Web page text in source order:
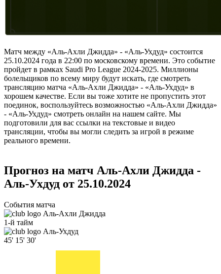
Матч между «Аль-Ахли Джидда» - «Аль-Ухдуд» состоится
25.10.2024 года в 22:00 по московскому времени. Это событие
пройдет в рамках Saudi Pro League 2024-2025. Миллионы
болельщиков по всему миру будут искать, где смотреть
трансляцию матча «Аль-Ахли Джидда» - «Аль-Ухдуд» в
хорошем качестве. Если вы тоже хотите не пропустить этот
поединок, воспользуйтесь возможностью «Аль-Ахли Джидда»
- «Аль-Ухдуд» смотреть онлайн на нашем сайте. Мы
подготовили для вас ссылки на текстовые и видео
трансляции, чтобы вы могли следить за игрой в режиме
реального времени.
Прогноз на матч Аль-Ахли Джидда -
Аль-Ухдуд от 25.10.2024
События матча
Аль-Ахли Джидда
1-й тайм
Аль-Ухдуд
45' 15' 30'